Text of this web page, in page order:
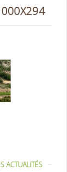
ACTUALITÉS